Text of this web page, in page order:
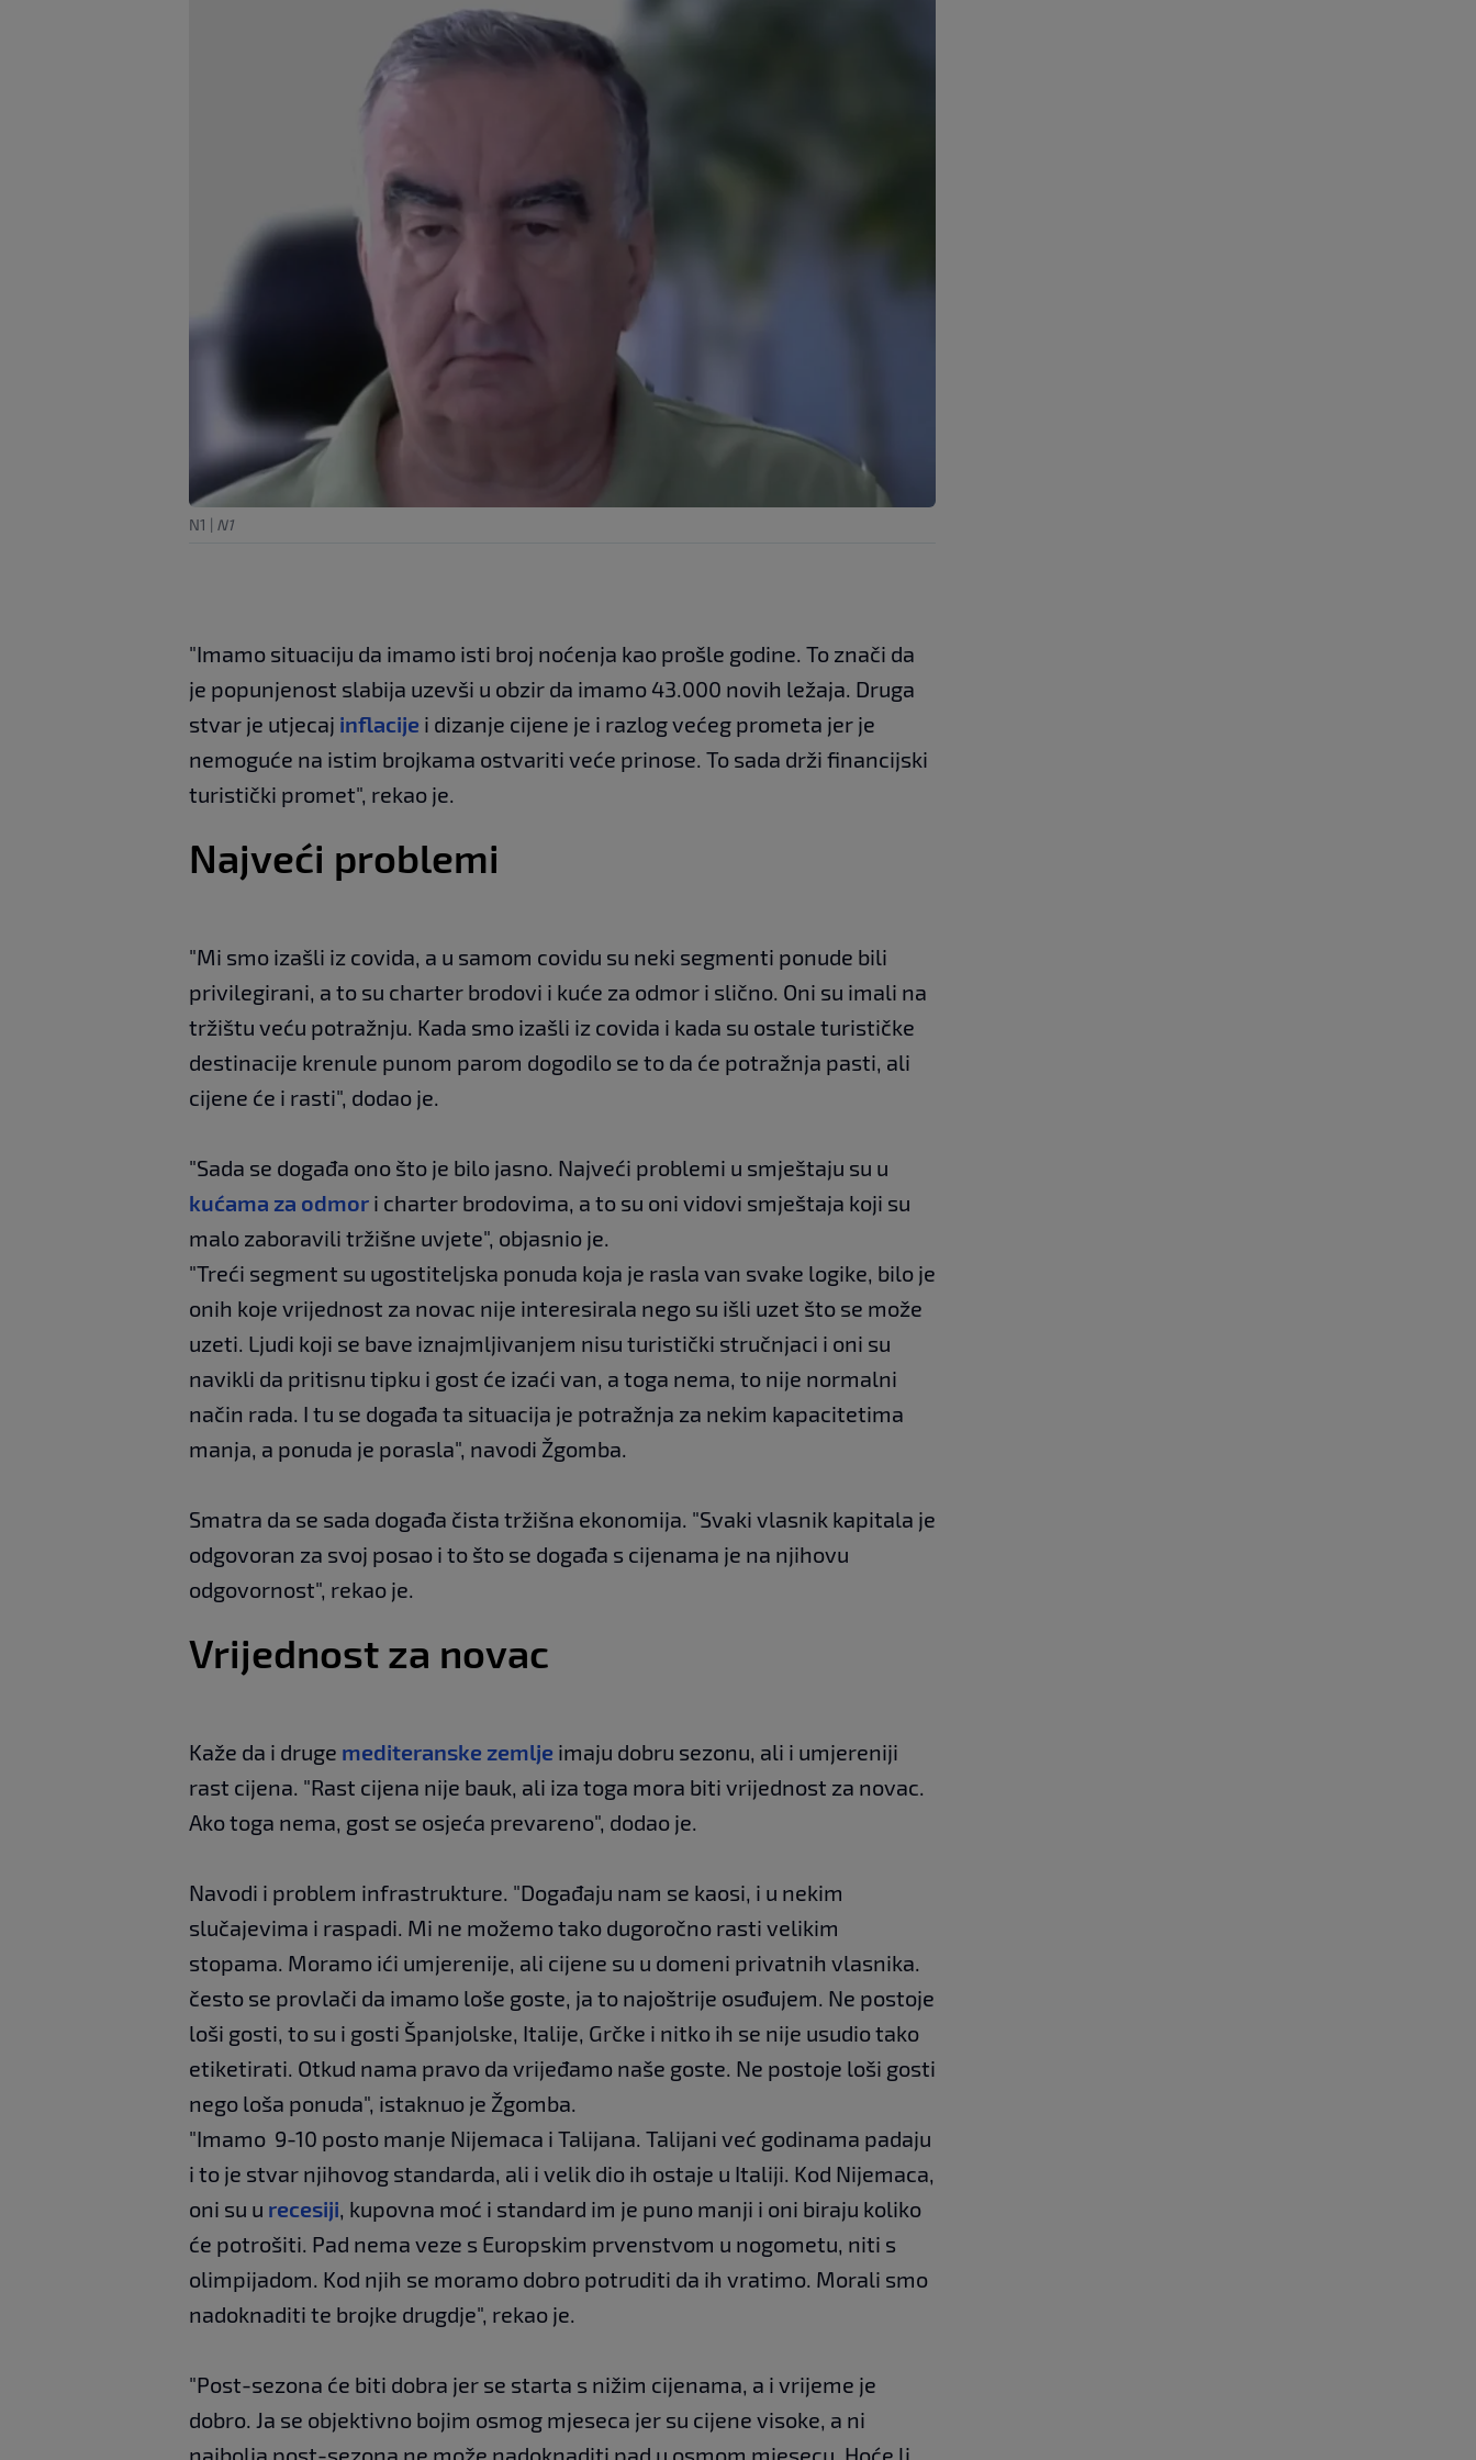
N1 | N1
"Imamo situaciju da imamo isti broj noćenja kao prošle godine. To znači da
je popunjenost slabija uzevši u obzir da imamo 43.000 novih ležaja. Druga
stvar je utjecaj inflacije i dizanje cijene je i razlog većeg prometa jer je
nemoguće na istim brojkama ostvariti veće prinose. To sada drži financijski
turistički promet", rekao je.
Najveći problemi
"Mi smo izašli iz covida, a u samom covidu su neki segmenti ponude bili
privilegirani, a to su charter brodovi i kuće za odmor i slično. Oni su imali na
tržištu veću potražnju. Kada smo izašli iz covida i kada su ostale turističke
destinacije krenule punom parom dogodilo se to da će potražnja pasti, ali
cijene će i rasti", dodao je.
"Sada se događa ono što je bilo jasno. Najveći problemi u smještaju su u
kućama za odmor i charter brodovima, a to su oni vidovi smještaja koji su
malo zaboravili tržišne uvjete", objasnio je.
"Treći segment su ugostiteljska ponuda koja je rasla van svake logike, bilo je
onih koje vrijednost za novac nije interesirala nego su išli uzet što se može
uzeti. Ljudi koji se bave iznajmljivanjem nisu turistički stručnjaci i oni su
navikli da pritisnu tipku i gost će izaći van, a toga nema, to nije normalni
način rada. I tu se događa ta situacija je potražnja za nekim kapacitetima
manja, a ponuda je porasla", navodi Žgomba.
Smatra da se sada događa čista tržišna ekonomija. "Svaki vlasnik kapitala je
odgovoran za svoj posao i to što se događa s cijenama je na njihovu
odgovornost", rekao je.
Vrijednost za novac
Kaže da i druge mediteranske zemlje imaju dobru sezonu, ali i umjereniji
rast cijena. "Rast cijena nije bauk, ali iza toga mora biti vrijednost za novac.
Ako toga nema, gost se osjeća prevareno", dodao je.
Navodi i problem infrastrukture. "Događaju nam se kaosi, i u nekim
slučajevima i raspadi. Mi ne možemo tako dugoročno rasti velikim
stopama. Moramo ići umjerenije, ali cijene su u domeni privatnih vlasnika.
često se provlači da imamo loše goste, ja to najoštrije osuđujem. Ne postoje
loši gosti, to su i gosti Španjolske, Italije, Grčke i nitko ih se nije usudio tako
etiketirati. Otkud nama pravo da vrijeđamo naše goste. Ne postoje loši gosti
nego loša ponuda", istaknuo je Žgomba.
"Imamo 9-10 posto manje Nijemaca i Talijana. Talijani već godinama padaju
i to je stvar njihovog standarda, ali i velik dio ih ostaje u Italiji. Kod Nijemaca,
oni su u recesiji, kupovna moć i standard im je puno manji i oni biraju koliko
će potrošiti. Pad nema veze s Europskim prvenstvom u nogometu, niti s
olimpijadom. Kod njih se moramo dobro potruditi da ih vratimo. Morali smo
nadoknaditi te brojke drugdje", rekao je.
"Post-sezona će biti dobra jer se starta s nižim cijenama, a i vrijeme je
dobro. Ja se objektivno bojim osmog mjeseca jer su cijene visoke, a ni